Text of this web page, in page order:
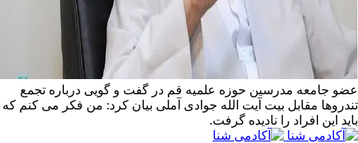
عضو جامعه مدرسین حوزه علمیه قم در گفت و گویی درباره تجمع
تندروها مقابل بیت آیت الله جوادی آملی بیان کرد: من فکر می کنم که
باید این افراد را نادیده گرفت.